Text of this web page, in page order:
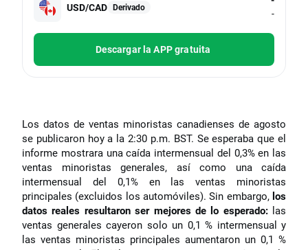
USD/CAD Derivado
-
Descargar la APP gratuita
Los datos de ventas minoristas canadienses de agosto
se publicaron hoy a la 2:30 p.m. BST. Se esperaba que el
informe mostrara una caída intermensual del 0,3% en las
ventas minoristas generales, así como una caída
intermensual del 0,1% en las ventas minoristas
principales (excluidos los automóviles). Sin embargo, los
datos reales resultaron ser mejores de lo esperado:las
ventas generales cayeron solo un 0,1 % intermensual y
las ventas minoristas principales aumentaron un 0,1 %